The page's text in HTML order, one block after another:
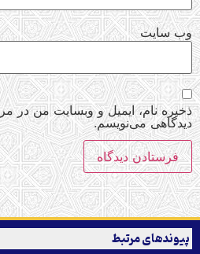
وب‌ سایت
ذخیره نام، ایمیل و وبسایت من در
دیدگاهی می‌نویسم.
پیوندهای مرتبط